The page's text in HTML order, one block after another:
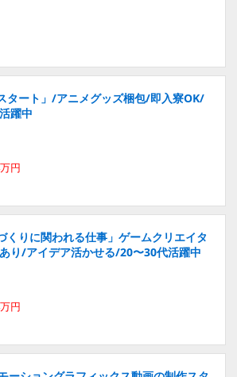
タート」/アニメグッズ梱包/即入寮OK/
躍中
円
くりに関われる仕事」ゲームクリエイタ
り/アイデア活かせる/20〜30代活躍中
円